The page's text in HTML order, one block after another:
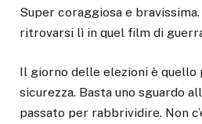
Super coraggiosa e
ritrovarsi lì in quel film di
Il giorno delle elezioni è
sicurezza. Basta uno sguardo
passato per rabbrividire. Non